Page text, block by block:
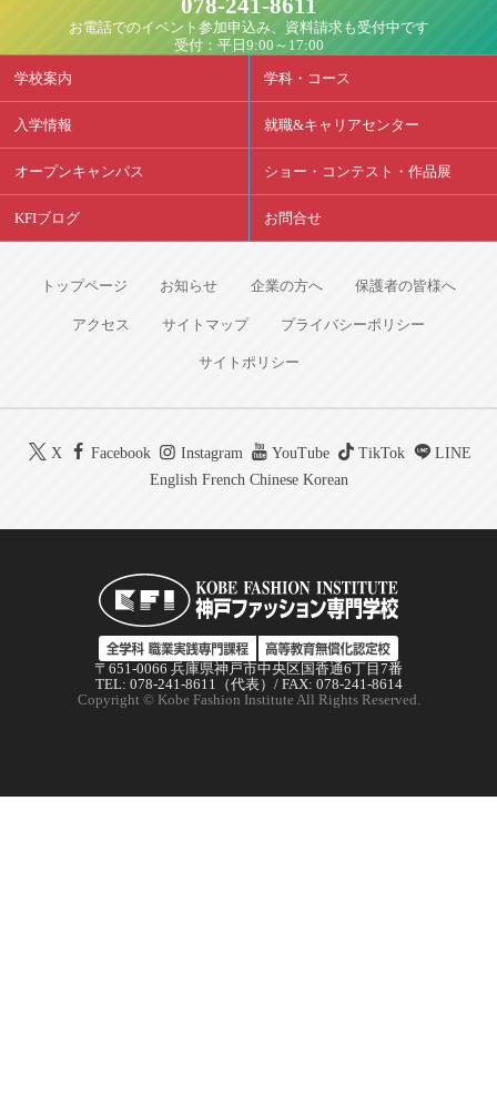
078-241-8611
お電話でのイベント参加申込み、資料請求も受付中です
受付：平日9:00～17:00
学校案内 学科・コース
入学情報 就職&キャリアセンター
オープンキャンパス ショー・コンテスト・作品展
KFIブログ お問合せ
トップページ お知らせ 企業の方へ 保護者の皆様へ
アクセス サイトマップ プライバシーポリシー
サイトポリシー
X Facebook Instagram YouTube TikTok
LINE
English French Chinese Korean
〒651-0066 兵庫県神戸市中央区国香通6丁目7番
TEL: 078-241-8611（代表）/ FAX: 078-241-8614
Copyright © Kobe Fashion Institute All Rights Reserved.